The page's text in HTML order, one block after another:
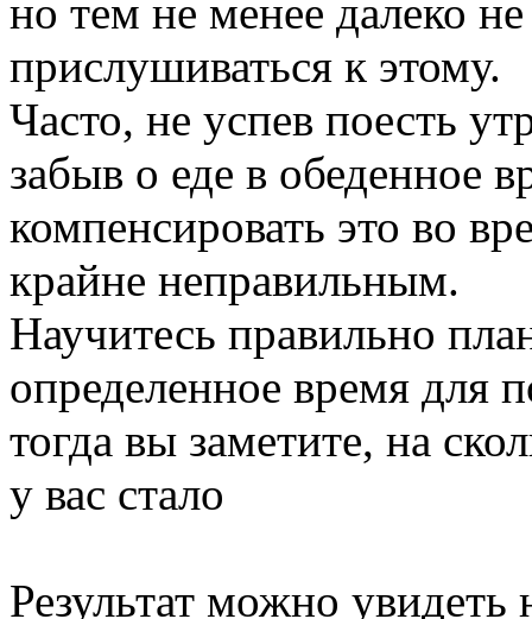
но тем не менее далеко
прислушиваться к этому.
Часто, не успев поесть
забыв о еде в обеденное
компенсировать это во
крайне неправильным.
Научитесь правильно
определенное время для
тогда вы заметите, на
у вас стало
Результат можно